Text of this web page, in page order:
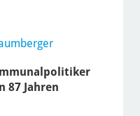
87 Jahren